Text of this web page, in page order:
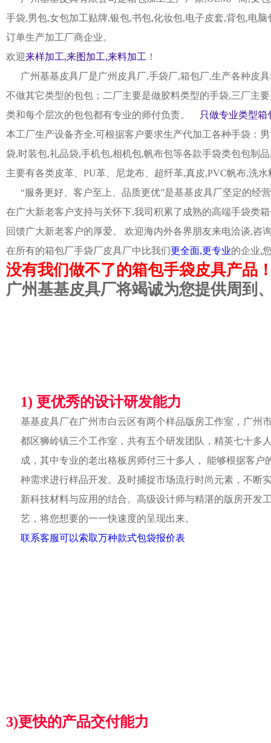
手袋,男包,女包加工贴牌,银包,书包,化妆包,电子皮套,背包,电
订单生产加工厂商企业。
欢迎来样加工,来图加工,来料加工 ！
广州基基皮具厂是广州皮具厂,手袋厂,箱包厂,生产各种皮
不做其它类型的包包；二厂主要是做胶料类型的手袋,三厂主
类和每个层次的包包都有专业的师付负责。
只做专业类型箱
本工厂生产设备齐全,可根据客户要求生产代加工各种手袋：
袋,时装包,礼品袋,手机包,相机包,帆布包等各款手袋类包包制
主要有各类皮革、PU革、尼龙布、超纤革,真皮,PVC帆布,洗
“服务更好、客户至上、品质更优”是基基皮具厂坚定的经
在广大新老客户支持与关怀下,我司积累了成熟的高端手袋类
回馈广大新老客户的厚爱。 欢迎海内外各界朋友来电洽谈,咨
在所有的箱包厂手袋厂皮具厂中比我们更全面,更专业的企业,
没有我们做不了的箱包手袋皮具产品
广州基基皮具厂将竭诚为您提供周到
1) 更优秀的设计研发能力
基基皮具厂在广州市白云区有两个样品版房工作室，广州
都区狮岭镇三个工作室，共有五个研发团队，精英七十多
成，其中专业的老出格板房师付三十多人， 能够根据客户
种需求进行样品开发。及时捕捉市场流行时尚元素，不断
新科技材料与应用的结合。高级设计师与精湛的版房开发
艺，将您想要的一一快速度的呈现出来。
联系客服可以索取万种款式包袋报价表
3)更快的产品交付能力